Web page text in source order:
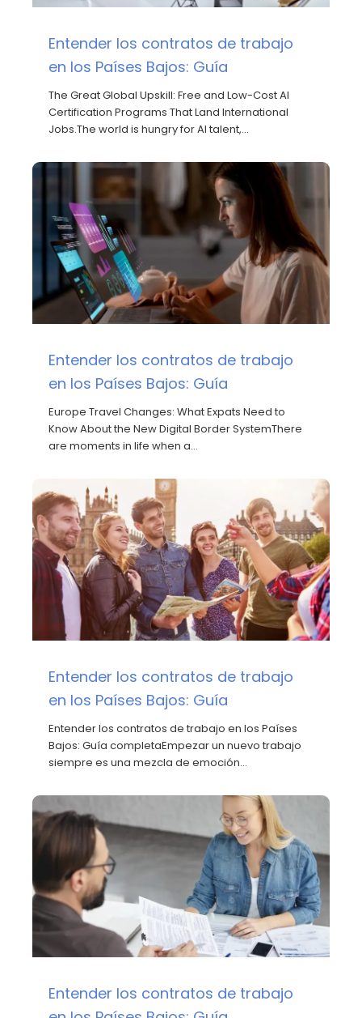
Entender los contratos de trabajo
en los Países Bajos: Guía
The Great Global Upskill: Free and Low-Cost AI
Certification Programs That Land International
Jobs.The world is hungry for AI talent,…
Entender los contratos de trabajo
en los Países Bajos: Guía
Europe Travel Changes: What Expats Need to
Know About the New Digital Border SystemThere
are moments in life when a…
Entender los contratos de trabajo
en los Países Bajos: Guía
Entender los contratos de trabajo en los Países
Bajos: Guía completaEmpezar un nuevo trabajo
siempre es una mezcla de emoción…
Entender los contratos de trabajo